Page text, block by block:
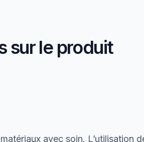
sur le produit
avec soin. L’utilisation